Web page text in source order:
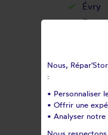
Évry
Lardy
Les
Nous,
:
• Personnaliser
• Offrir une
• Analyser notre